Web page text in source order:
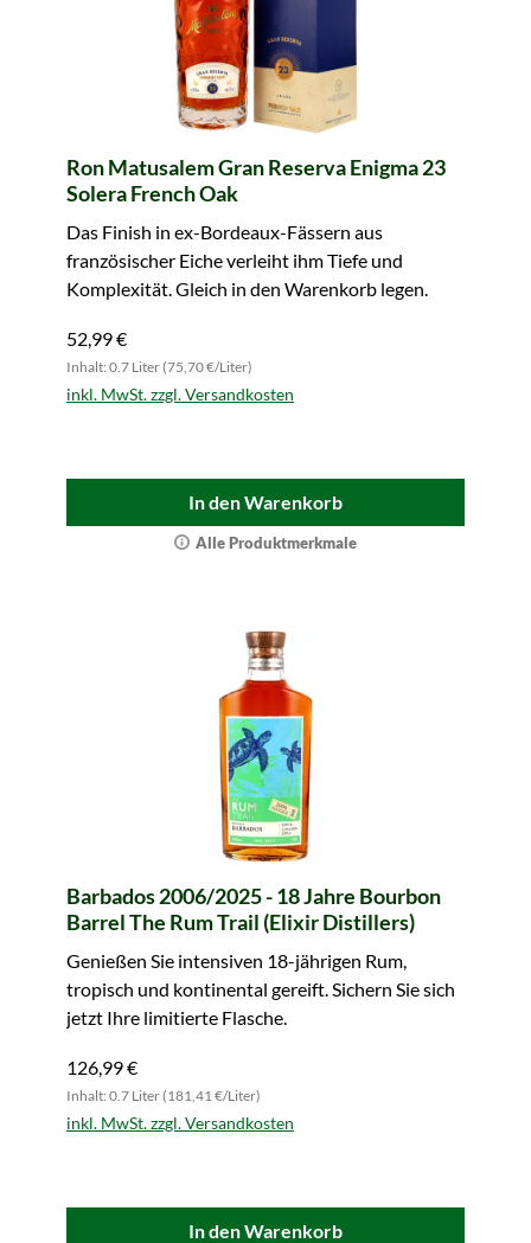
Ron Matusalem Gran Reserva Enigma 23
Solera French Oak
Das Finish in ex-Bordeaux-Fässern aus
französischer Eiche verleiht ihm Tiefe und
Komplexität. Gleich in den Warenkorb legen.
52,99 €
Inhalt: 0.7 Liter (75,70 €/Liter)
inkl. MwSt. zzgl. Versandkosten
In den Warenkorb
Alle Produktmerkmale
Barbados 2006/2025 - 18 Jahre Bourbon
Barrel The Rum Trail (Elixir Distillers)
Genießen Sie intensiven 18-jährigen Rum,
tropisch und kontinental gereift. Sichern Sie sich
jetzt Ihre limitierte Flasche.
126,99 €
Inhalt: 0.7 Liter (181,41 €/Liter)
inkl. MwSt. zzgl. Versandkosten
In den Warenkorb